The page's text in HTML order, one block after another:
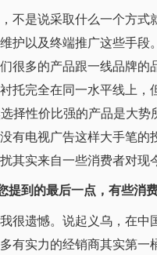
是说采取什么一个方式
护以及终端推广这些手段
多的产品跟一线品牌的
托完全在同一水平线上
择性价比强的产品是大
有电视广告这样大手笔
其实来自一些消费者对现
到的最后一点，有些消
遗憾。说起义乌，在中
有实力的经销商其实第一